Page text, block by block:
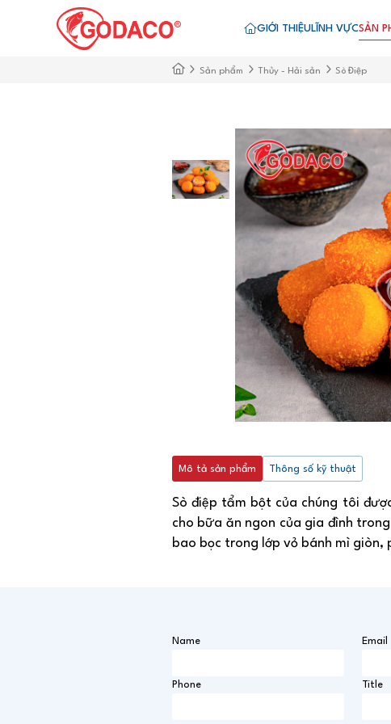
GIỚI THIỆULĨNH VỰCSẢN
Sản phẩm Thủy - Hải sản Sò Điệp
Mô tả sản phẩm Thông số kỹ thuật
Sò điệp tẩm bột của chúng tôi
cho bữa ăn ngon của gia đình
bao bọc trong lớp vỏ bánh mì giòn,
Name Email
Phone Title